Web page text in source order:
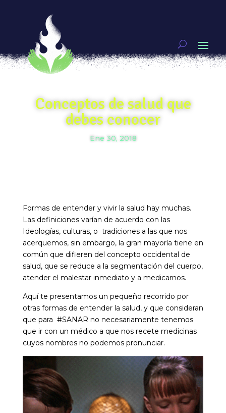
Conceptos de salud que
debes conocer
Ene 30, 2018
Formas de entender y vivir la salud hay muchas.
Las definiciones varían de acuerdo con las
Ideologías, culturas, o tradiciones a las que nos
acerquemos, sin embargo, la gran mayoría tiene en
común que difieren del concepto occidental de
salud, que se reduce a la segmentación del cuerpo,
atender el malestar inmediato y a medicarnos.
Aquí te presentamos un pequeño recorrido por
otras formas de entender la salud, y que consideran
que para #SANAR no necesariamente tenemos
que ir con un médico a que nos recete medicinas
cuyos nombres no podemos pronunciar.